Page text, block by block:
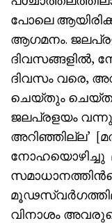
പോലെ
ആഗമനം.
ദിവസങ്ങളിൽ,
ദിവസം വരെ,
ചെയ്തും
ജലപ്രളയം
അറിഞ്ഞില്ല’
നോഹയൊഴിച്ചു
വിനാശം